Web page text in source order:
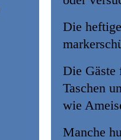
Die
Die Gäste
Taschen
wie
Manche